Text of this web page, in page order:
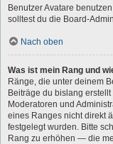
Benutzer Avatare
solltest du die Board-
Nach oben
Was ist mein Rang und
Ränge, die unter deinem
Beiträge du bislang
Moderatoren und
eines Ranges nicht direkt
festgelegt wurden. Bitte
Rang zu erhöhen — die